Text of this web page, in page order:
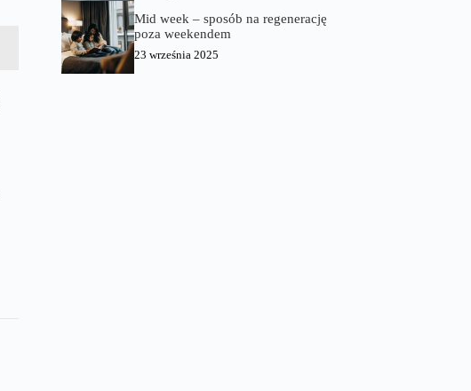
Mid week – sposób na regenerację
poza weekendem
23 września 2025